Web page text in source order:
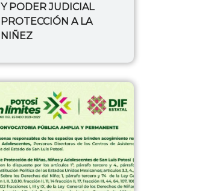
Y PODER JUDICIAL
PROTECCIÓN A LA
NIÑEZ